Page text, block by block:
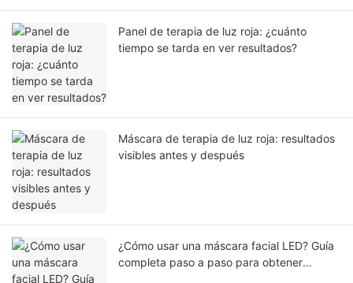
Panel de terapia de luz roja: ¿cuánto
tiempo se tarda en ver resultados?
Máscara de terapia de luz roja: resultados
visibles antes y después
¿Cómo usar una máscara facial LED? Guía
completa paso a paso para obtener